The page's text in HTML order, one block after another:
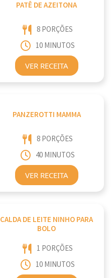
PATÊ DE AZEITONA
8 PORÇÕES
10 MINUTOS
VER RECEITA
PANZEROTTI MAMMA
8 PORÇÕES
40 MINUTOS
VER RECEITA
CALDA DE LEITE NINHO PARA
BOLO
1 PORÇÕES
10 MINUTOS